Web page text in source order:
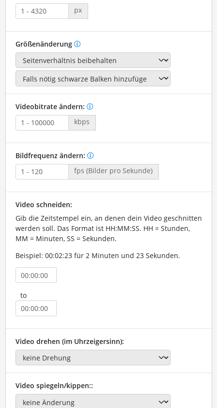
px
Größenänderung
Videobitrate ändern:
kbps
Bildfrequenz ändern:
fps (Bilder pro Sekunde)
Video schneiden:
Gib die Zeitstempel ein, an denen dein Video geschnitten
werden soll. Das Format ist HH:MM:SS. HH = Stunden,
MM = Minuten, SS = Sekunden.
Beispiel: 00:02:23 für 2 Minuten und 23 Sekunden.
to
Video drehen (im Uhrzeigersinn):
Video spiegeln/kippen::